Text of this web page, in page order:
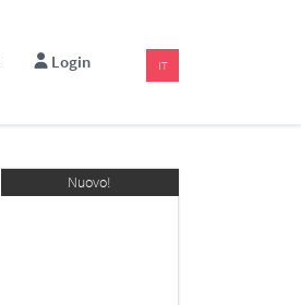
Login IT
Nuovo!